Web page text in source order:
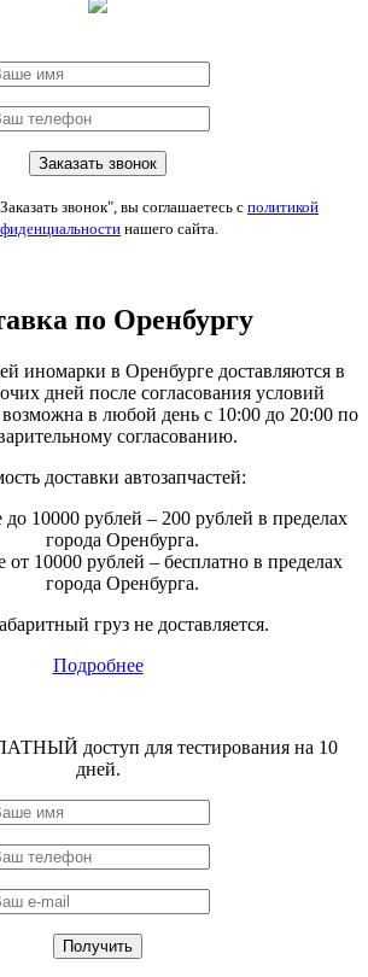
звонок", вы соглашаетесь с политикой
нашего сайта.
по Оренбургу
иномарки в Оренбурге доставляются в
дней после согласования условий
возможна в любой день с 10:00 до 20:00 по
согласованию.
доставки автозапчастей:
10000 рублей – 200 рублей в пределах
города Оренбурга.
от 10000 рублей – бесплатно в пределах
города Оренбурга.
груз не доставляется.
Подробнее
доступ для тестирования на 10
дней.